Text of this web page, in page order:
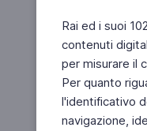
Rai ed i suoi
contenuti
per misurare il
Per quanto
l'identificativo
navigazione,